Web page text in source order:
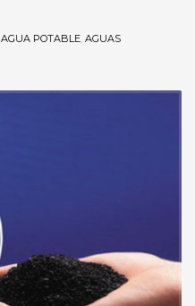
AGUA POTABLE, AGUAS